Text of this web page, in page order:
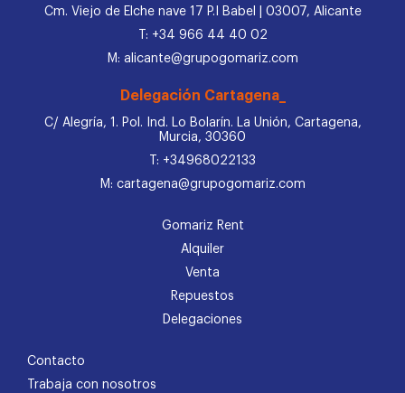
Cm. Viejo de Elche nave 17 P.I Babel | 03007, Alicante
T: +34 966 44 40 02
M: alicante@grupogomariz.com
Delegación Cartagena_
C/ Alegría, 1. Pol. Ind. Lo Bolarín. La Unión, Cartagena,
Murcia, 30360
T: +34968022133
M: cartagena@grupogomariz.com
Gomariz Rent
Alquiler
Venta
Repuestos
Delegaciones
Contacto
Trabaja con nosotros